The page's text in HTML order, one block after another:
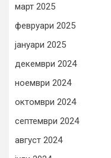
март 2025
февруари 2025
јануари 2025
декември 2024
ноември 2024
октомври 2024
септември 2024
август 2024